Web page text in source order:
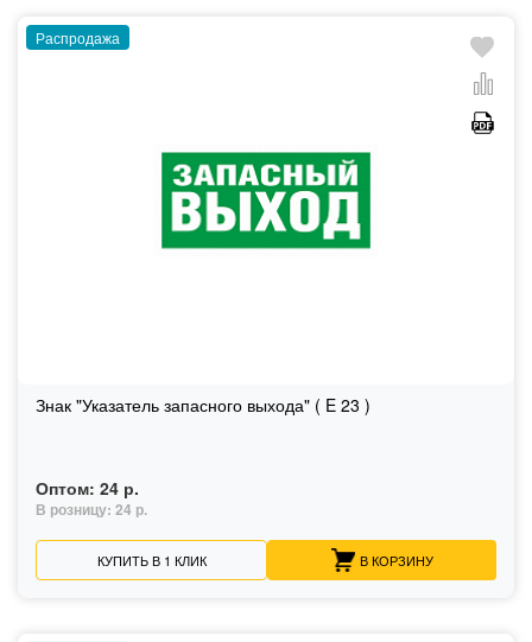
Распродажа
Знак "Указатель запасного выхода" ( E 23 )
Оптом: 24 р.
В розницу: 24 р.
КУПИТЬ В 1 КЛИК В КОРЗИНУ